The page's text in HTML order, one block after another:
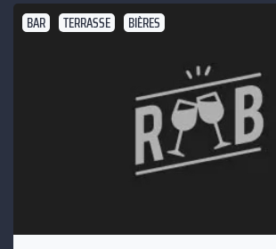
BAR TERRASSE BIÈRES